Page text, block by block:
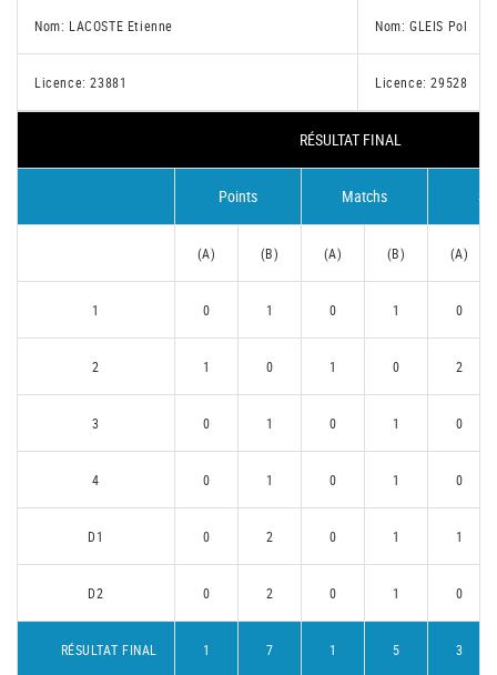
Nom: LACOSTE Etienne Nom: GLEIS Pol
Licence: 23881 Licence: 29528
RÉSULTAT FINAL
Points Matchs
(A) (B) (A) (B) (A)
1 0 1 0 1 0
2 1 0 1 0 2
3 0 1 0 1 0
4 0 1 0 1 0
D1 0 2 0 1 1
D2 0 2 0 1 0
RÉSULTAT FINAL 1 7 1 5 3